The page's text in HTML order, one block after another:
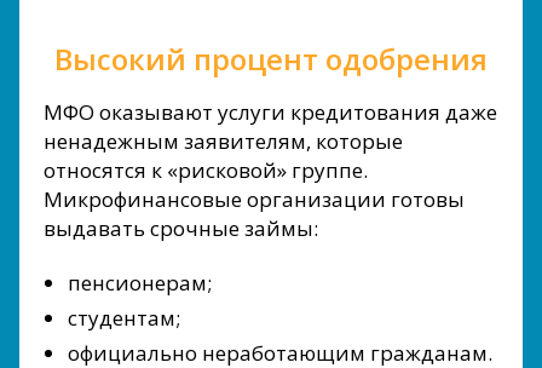
Высокий процент одобрения
МФО оказывают услуги кредитования даже
ненадежным заявителям, которые
относятся к «рисковой» группе.
Микрофинансовые организации готовы
выдавать срочные займы:
пенсионерам;
студентам;
официально неработающим гражданам.